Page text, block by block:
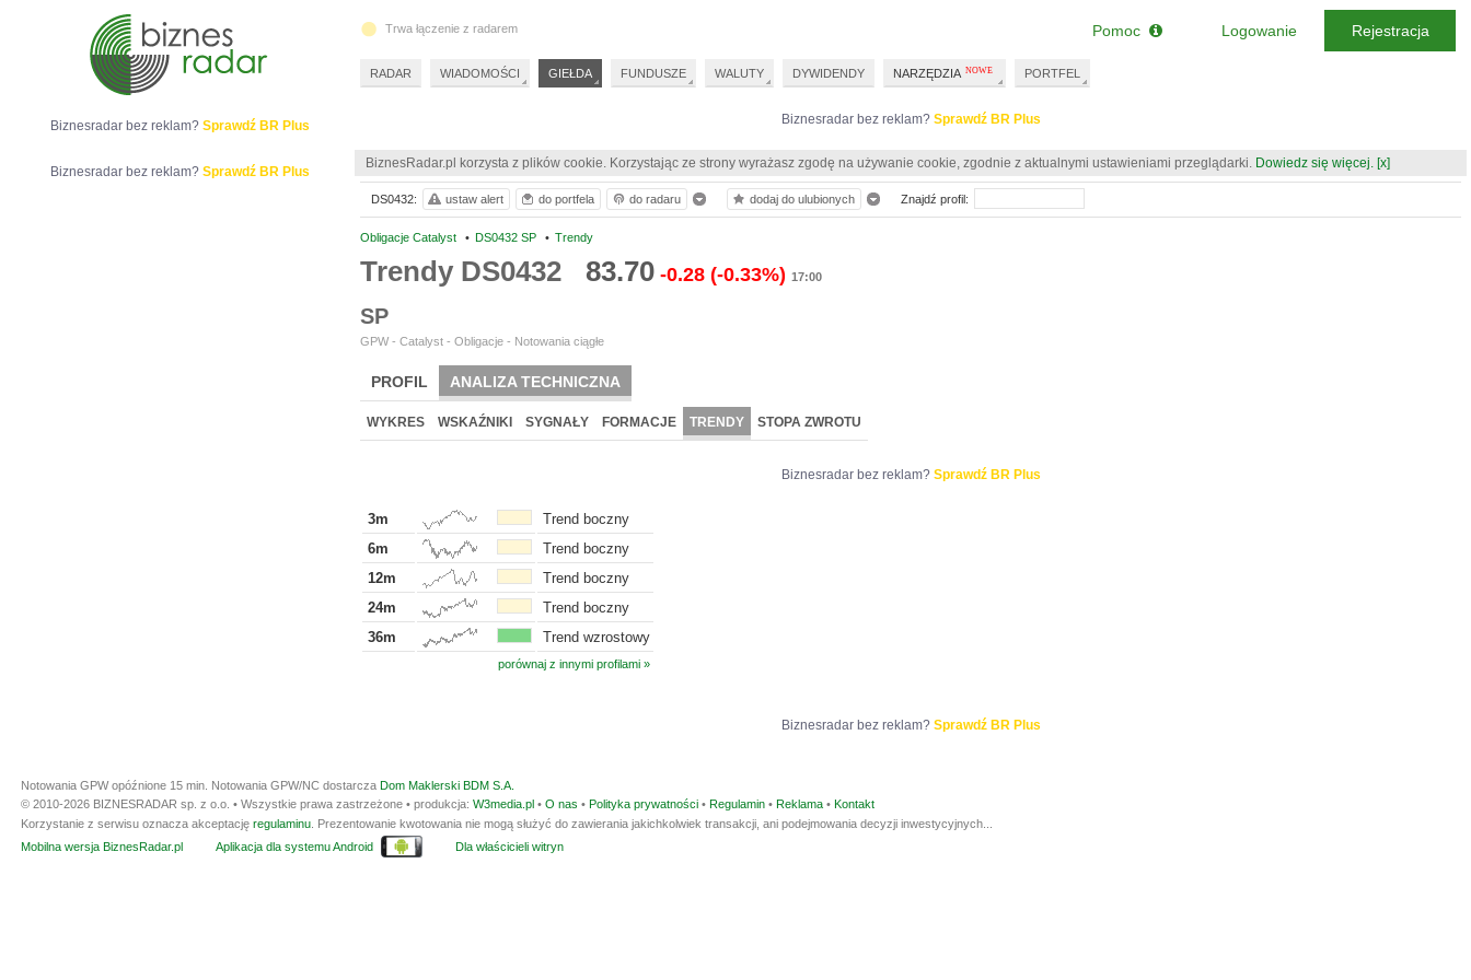
Biznesradar bez reklam? Sprawdź BR Plus
BiznesRadar.pl korzysta z plików cookie. Korzystając ze strony wyrażasz zgodę na używanie cookie, zgodnie z aktualnymi ustawieniami przeglądarki. Dowiedz się więcej. [x]
Obligacje Catalyst • DS0432 SP • Trendy
Trendy DS0432 83.70 -0.28 (-0.33%) 17:00
SP
GPW - Catalyst - Obligacje - Notowania ciągłe
PROFIL ANALIZA TECHNICZNA
WYKRES WSKAŹNIKI SYGNAŁY FORMACJE TRENDY STOPA ZWROTU
Biznesradar bez reklam? Sprawdź BR Plus
3m
Trend boczny
6m
Trend boczny
12m
Trend boczny
24m
Trend boczny
36m
Trend wzrostowy
porównaj z innymi profilami »
Biznesradar bez reklam? Sprawdź BR Plus
DS0432: ustaw alert do portfela do radaru dodaj do ulubionych Znajdź profil:
Biznesradar bez reklam? Sprawdź BR Plus
Biznesradar bez reklam? Sprawdź BR Plus
Trwa łączenie z radarem
RADAR WIADOMOŚCI GIEŁDA FUNDUSZE WALUTY DYWIDENDY NARZĘDZIA PORTFEL
Pomoc Logowanie Rejestracja
Notowania GPW opóźnione 15 min. Notowania GPW/NC dostarcza Dom Maklerski BDM S.A.
© 2010-2026 BIZNESRADAR sp. z o.o. • Wszystkie prawa zastrzeżone • produkcja: W3media.pl • O nas • Polityka prywatności • Regulamin • Reklama • Kontakt
Korzystanie z serwisu oznacza akceptację regulaminu . Prezentowanie kwotowania nie mogą służyć do zawierania jakichkolwiek transakcji, ani podejmowania decyzji inwestycyjnych...
Mobilna wersja BiznesRadar.pl
Aplikacja dla systemu Android Dla właścicieli witryn